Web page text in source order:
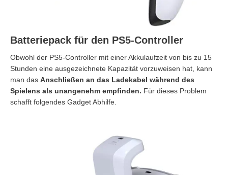
Batteriepack für den PS5-Controller
Obwohl der PS5-Controller mit einer Akkulaufzeit von bis zu 15
Stunden eine ausgezeichnete Kapazität vorzuweisen hat, kann
man das Anschließen an das Ladekabel während des
Spielens als unangenehm empfinden. Für dieses Problem
schafft folgendes Gadget Abhilfe.